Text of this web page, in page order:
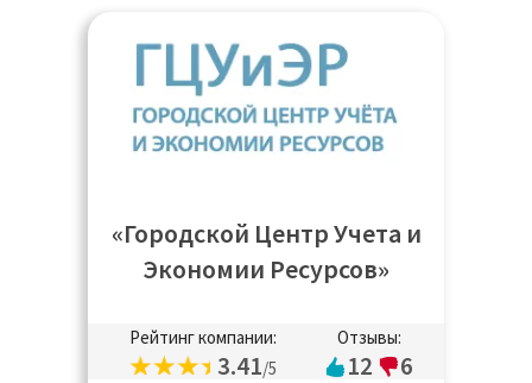
«Городской Центр Учета и
Экономии Ресурсов»
Рейтинг компании:
3.41/5
Отзывы:
12 6